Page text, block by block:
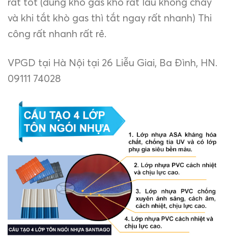
và khi tắt khò gas thì tắt ngay rất nhanh) Thi
công rất nhanh rất rẻ.
VPGD tại Hà Nội tại 26 Liễu Giai, Ba Đình, HN.
09111 74028